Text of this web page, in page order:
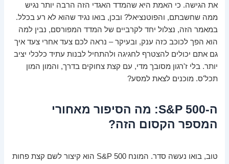
את הגישה. כי האמת היא שהמדד האגדי הזה הרבה יותר נגיש
ממה שחשבתם, והפוטנציאל? ובכן, בואו נגיד שהוא לא רע בכלל.
במאמר הזה, נצלול יחד לקרביים של המדד המפורסם, נבין למה
הוא הפך לכוכב כזה ענק, ובעיקר – נראה לכם צעד אחרי צעד איך
גם אתם יכולים להצטרף לחגיגה ולהתחיל לבנות עתיד כלכלי יציב
יותר. בלי ז'רגון מסובך מדי, עם קצת צחוקים בדרך, והמון המון
תכל'ס. מוכנים לצאת למסע?
ה-S&P 500: מה הסיפור מאחורי
המספר הקסום הזה?
טוב, בואו נעשה סדר. המונח S&P 500 הוא קיצור לשם קצת פחות